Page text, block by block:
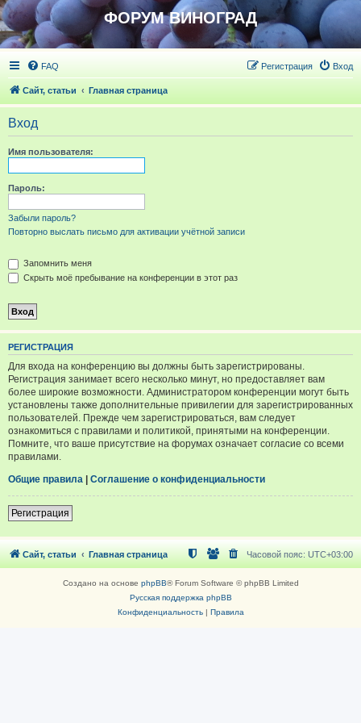
ФОРУМ ВИНОГРАД
FAQ Вход
Регистрация
Сайт, статьи Главная страница
Вход
Имя пользователя:
Пароль:
Забыли пароль?
Повторно выслать письмо для активации учётной записи
Запомнить меня
Скрыть моё пребывание на конференции в этот раз
РЕГИСТРАЦИЯ
Для входа на конференцию вы должны быть зарегистрированы.
Регистрация занимает всего несколько минут, но предоставляет вам
более широкие возможности. Администратором конференции могут быть
установлены также дополнительные привилегии для зарегистрированных
пользователей. Прежде чем зарегистрироваться, вам следует
ознакомиться с правилами и политикой, принятыми на конференции.
Помните, что ваше присутствие на форумах означает согласие со всеми
правилами.
Общие правила | Соглашение о конфиденциальности
Регистрация
Сайт, статьи Главная страница Часовой пояс: UTC+03:00
Создано на основе phpBB® Forum Software © phpBB Limited
Русская поддержка phpBB
Конфиденциальность| Правила